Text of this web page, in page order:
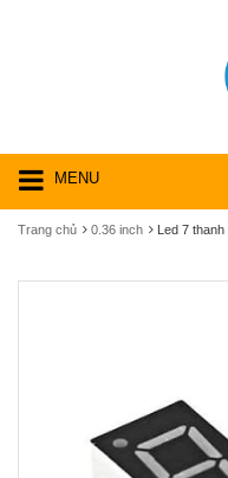
MENU
Trang chủ 0.36 inch Led 7